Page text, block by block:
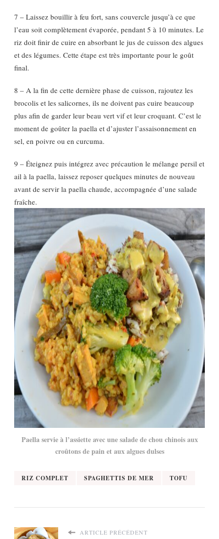
7 – Laissez bouillir à feu fort, sans couvercle jusqu’à ce que
l’eau soit complètement évaporée, pendant 5 à 10 minutes. Le
riz doit finir de cuire en absorbant le jus de cuisson des algues
et des légumes. Cette étape est très importante pour le goût
final.
8 – A la fin de cette dernière phase de cuisson, rajoutez les
brocolis et les salicornes, ils ne doivent pas cuire beaucoup
plus afin de garder leur beau vert vif et leur croquant. C’est le
moment de goûter la paella et d’ajuster l’assaisonnement en
sel, en poivre ou en curcuma.
9 – Éteignez puis intégrez avec précaution le mélange persil et
ail à la paella, laissez reposer quelques minutes de nouveau
avant de servir la paella chaude, accompagnée d’une salade
fraîche.
Paella servie à l’assiette avec une salade de chou chinois aux
croûtons de pain et aux algues dulses
RIZ COMPLET SPAGHETTIS DE MER TOFU
ARTICLE PRÉCÉDENT